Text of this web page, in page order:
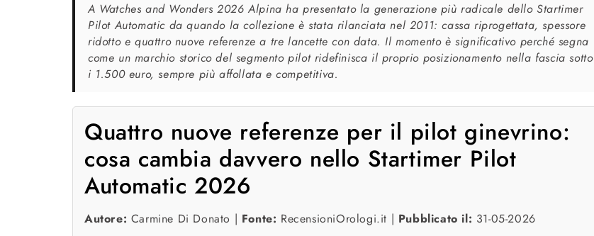
A Watches and Wonders 2026 Alpina ha presentato la generazione più radicale dello Startimer
Pilot Automatic da quando la collezione è stata rilanciata nel 2011: cassa riprogettata, spessore
ridotto e quattro nuove referenze a tre lancette con data. Il momento è significativo perché segna
come un marchio storico del segmento pilot ridefinisca il proprio posizionamento nella fascia sotto
i 1.500 euro, sempre più affollata e competitiva.
Quattro nuove referenze per il pilot ginevrino:
cosa cambia davvero nello Startimer Pilot
Automatic 2026
Autore: Carmine Di Donato | Fonte: RecensioniOrologi.it | Pubblicato il: 31-05-2026